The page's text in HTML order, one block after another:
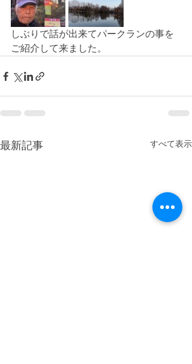
しぶりで話が出来てパークランの事を
ご紹介して来ました。
最新記事 すべて表示